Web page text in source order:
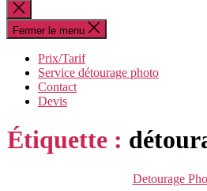
Fermer
la
recherche
Fermer le menu
Prix/Tarif
Service détourage photo
Contact
Devis
Étiquette :
Detourage